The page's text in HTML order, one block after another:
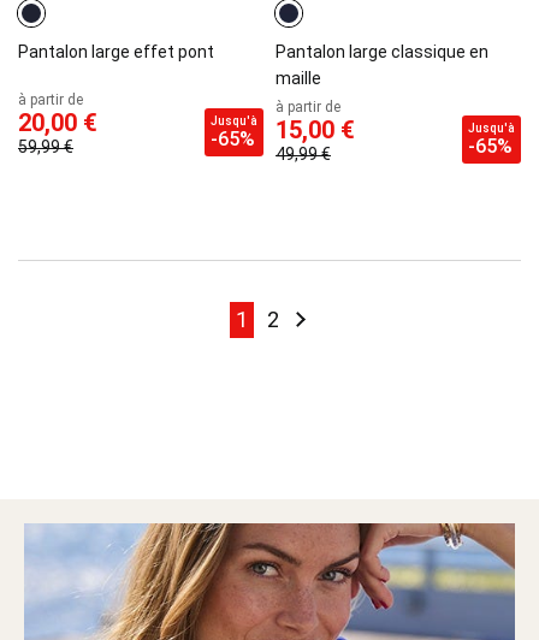
Pantalon large effet pont
à partir de
20,00 €
59,99 €
Jusqu'à
-65%
Pantalon large classique en
maille
à partir de
15,00 €
49,99 €
Jusqu'à
-65%
Page
Page
1 Page
2 Page
Suivant